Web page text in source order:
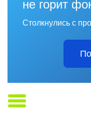
не горит
Столкнулись с